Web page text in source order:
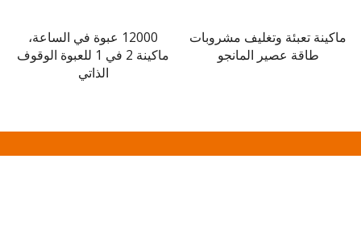
تعبئة وتغليف مشروبات
طاقة عصير المانجو
12000 عبوة في الساعة،
ماكينة 2 في 1 للعبوة الوقوف